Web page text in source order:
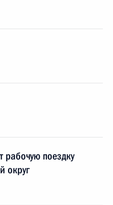
рабочую поездку
округ